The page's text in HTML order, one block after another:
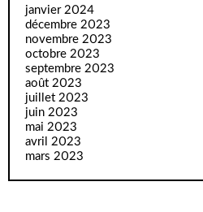
janvier 2024
décembre 2023
novembre 2023
octobre 2023
septembre 2023
août 2023
juillet 2023
juin 2023
mai 2023
avril 2023
mars 2023